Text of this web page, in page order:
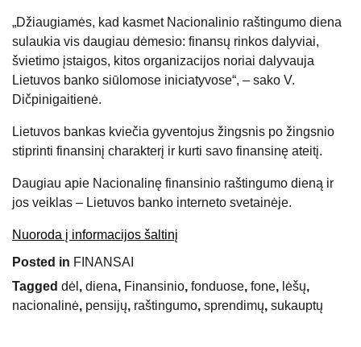
„Džiaugiamės, kad kasmet Nacionalinio raštingumo diena
sulaukia vis daugiau dėmesio: finansų rinkos dalyviai,
švietimo įstaigos, kitos organizacijos noriai dalyvauja
Lietuvos banko siūlomose iniciatyvose“, – sako V.
Dičpinigaitienė.
Lietuvos bankas kviečia gyventojus žingsnis po žingsnio
stiprinti finansinį charakterį ir kurti savo finansinę ateitį.
Daugiau apie Nacionalinę finansinio raštingumo dieną ir
jos veiklas – Lietuvos banko interneto svetainėje.
Nuoroda į informacijos šaltinį
Posted in FINANSAI
Tagged dėl , diena, Finansinio, fonduose, fone, lėšų,
nacionalinė, pensijų, raštingumo, sprendimų, sukauptų